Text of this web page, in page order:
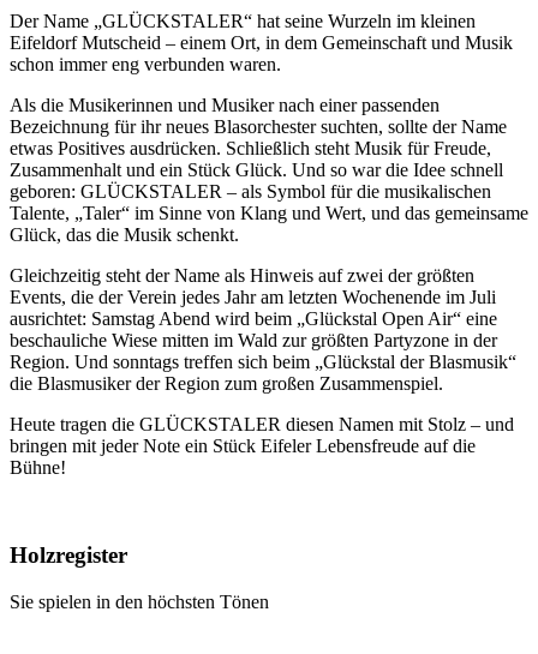
Der Name „GLÜCKSTALER“ hat seine Wurzeln im kleinen
Eifeldorf Mutscheid – einem Ort, in dem Gemeinschaft und Musik
schon immer eng verbunden waren.
Als die Musikerinnen und Musiker nach einer passenden
Bezeichnung für ihr neues Blasorchester suchten, sollte der Name
etwas Positives ausdrücken. Schließlich steht Musik für Freude,
Zusammenhalt und ein Stück Glück. Und so war die Idee schnell
geboren: GLÜCKSTALER – als Symbol für die musikalischen
Talente, „Taler“ im Sinne von Klang und Wert, und das gemeinsame
Glück, das die Musik schenkt.
Gleichzeitig steht der Name als Hinweis auf zwei der größten
Events, die der Verein jedes Jahr am letzten Wochenende im Juli
ausrichtet: Samstag Abend wird beim „Glückstal Open Air“ eine
beschauliche Wiese mitten im Wald zur größten Partyzone in der
Region. Und sonntags treffen sich beim „Glückstal der Blasmusik“
die Blasmusiker der Region zum großen Zusammenspiel.
Heute tragen die GLÜCKSTALER diesen Namen mit Stolz – und
bringen mit jeder Note ein Stück Eifeler Lebensfreude auf die
Bühne!
Holzregister
Sie spielen in den höchsten Tönen